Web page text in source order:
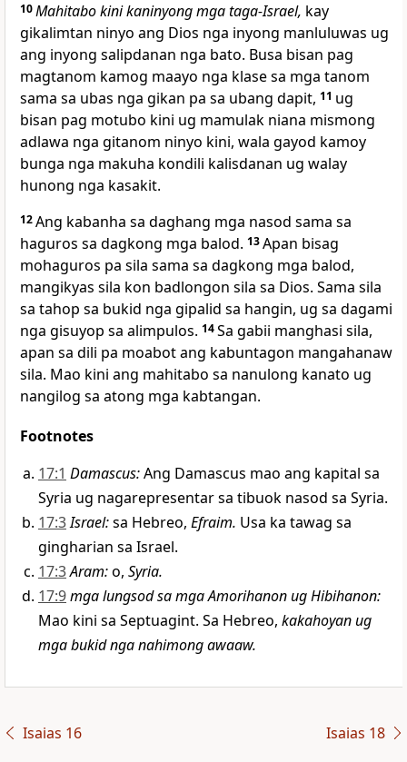
10Mahitabo kini kaninyong mga taga-Israel, kay
gikalimtan ninyo ang Dios nga inyong manluluwas ug
ang inyong salipdanan nga bato. Busa bisan pag
magtanom kamog maayo nga klase sa mga tanom
sama sa ubas nga gikan pa sa ubang dapit, 11 ug
bisan pag motubo kini ug mamulak niana mismong
adlawa nga gitanom ninyo kini, wala gayod kamoy
bunga nga makuha kondili kalisdanan ug walay
hunong nga kasakit.
12Ang kabanha sa daghang mga nasod sama sa
haguros sa dagkong mga balod. 13Apan bisag
mohaguros pa sila sama sa dagkong mga balod,
mangikyas sila kon badlongon sila sa Dios. Sama sila
sa tahop sa bukid nga gipalid sa hangin, ug sa dagami
nga gisuyop sa alimpulos. 14Sa gabii manghasi sila,
apan sa dili pa moabot ang kabuntagon mangahanaw
sila. Mao kini ang mahitabo sa nanulong kanato ug
nangilog sa atong mga kabtangan.
Footnotes
17:1 Damascus:Ang Damascus mao ang kapital sa
Syria ug nagarepresentar sa tibuok nasod sa Syria.
17:3Israel:sa Hebreo, Efraim. Usa ka tawag sa
gingharian sa Israel.
17:3Aram:o, Syria.
17:9mga lungsod sa mga Amorihanon ug Hibihanon:
Mao kini sa Septuagint. Sa Hebreo, kakahoyan ug
mga bukid nga nahimong awaaw.
Isaias 16 Isaias 18